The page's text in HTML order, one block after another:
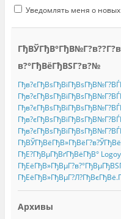
Уведомлять меня о
в?°ГђВёГђВЅГ?в?№
ГђЕ?ГђВµГђВґГђВёГђВ°
Архивы